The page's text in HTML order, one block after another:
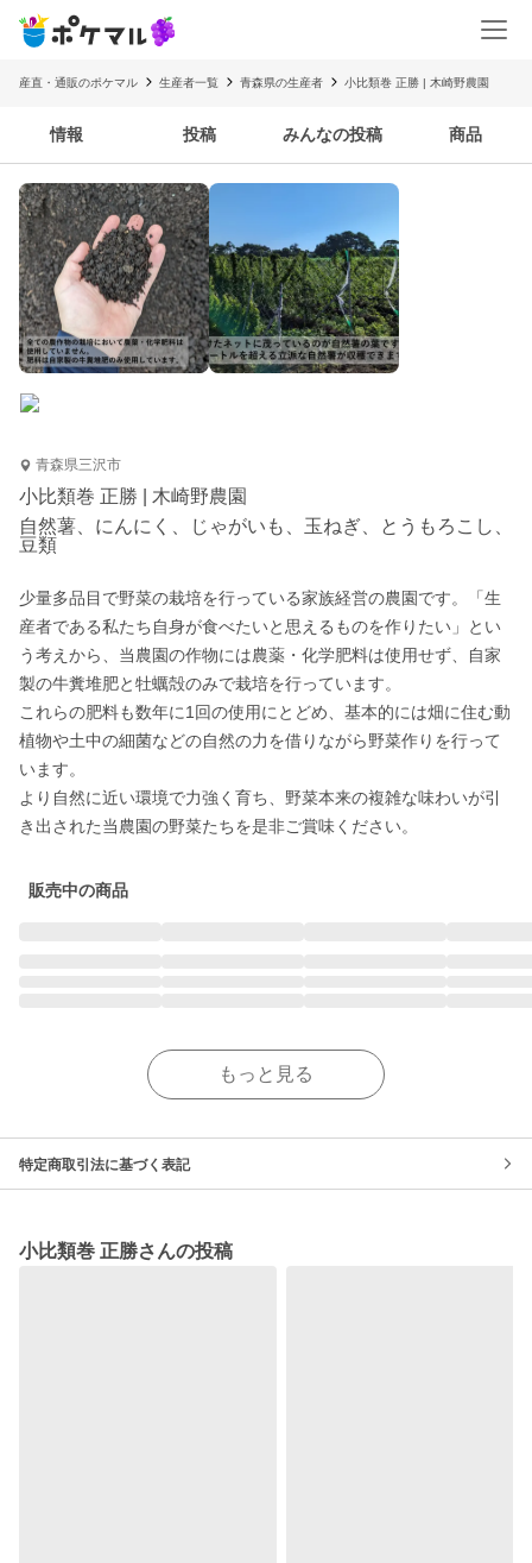
産直・通販のポケマル 生産者一覧 青森県の生産者 小比類巻 正勝 | 木崎野農園
情報 投稿 みんなの投稿 商品
青森県三沢市
小比類巻 正勝 | 木崎野農園
自然薯、にんにく、じゃがいも、玉ねぎ、とうもろこし、
豆類
少量多品目で野菜の栽培を行っている家族経営の農園です。「生
産者である私たち自身が食べたいと思えるものを作りたい」とい
う考えから、当農園の作物には農薬・化学肥料は使用せず、自家
製の牛糞堆肥と牡蠣殻のみで栽培を行っています。
これらの肥料も数年に1回の使用にとどめ、基本的には畑に住む動
植物や土中の細菌などの自然の力を借りながら野菜作りを行って
います。
より自然に近い環境で力強く育ち、野菜本来の複雑な味わいが引
き出された当農園の野菜たちを是非ご賞味ください。
販売中の商品
もっと見る
特定商取引法に基づく表記
小比類巻 正勝さんの投稿